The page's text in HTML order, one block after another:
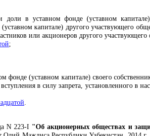
доли в уставном фонде (уставном
капитале) другого участвующего
или акционеров другого участвующего
;
фонде (уставном капитале) своего
в силу запрета, установленного в
.
N 223-I "Об акционерных обществах и